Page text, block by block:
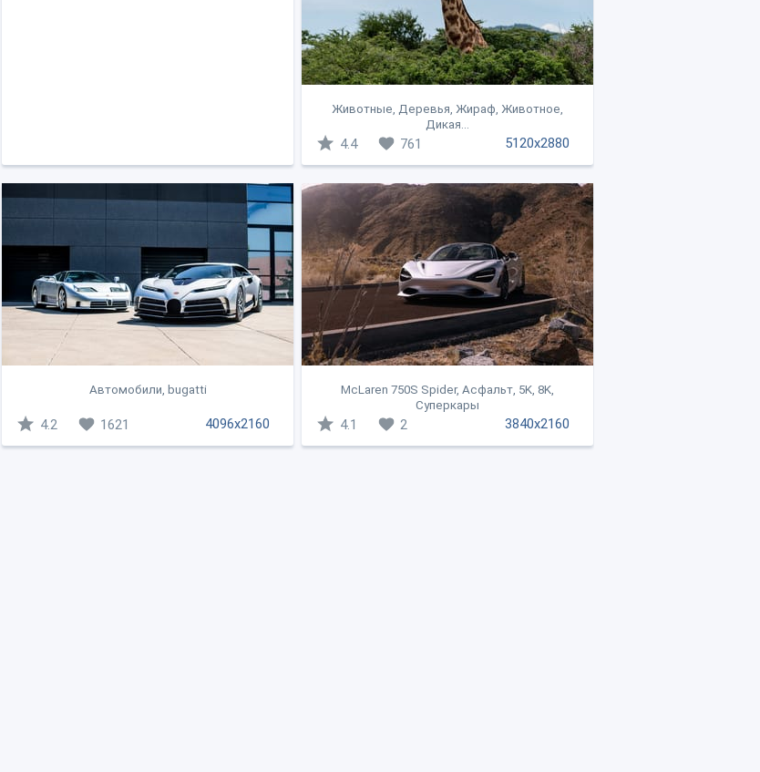
Животные, Деревья, Жираф, Животное,
Дикая...
5120x2880
4.4 761
Автомобили, bugatti
4096x2160
4.2 1621
McLaren 750S Spider, Асфальт, 5K, 8K,
Суперкары
3840x2160
4.1 2